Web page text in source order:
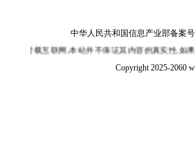
中华人民共和国信息产业部备案
,本站并不保证其内容的真实性,如果您认为本站
Copyright 2025-2060